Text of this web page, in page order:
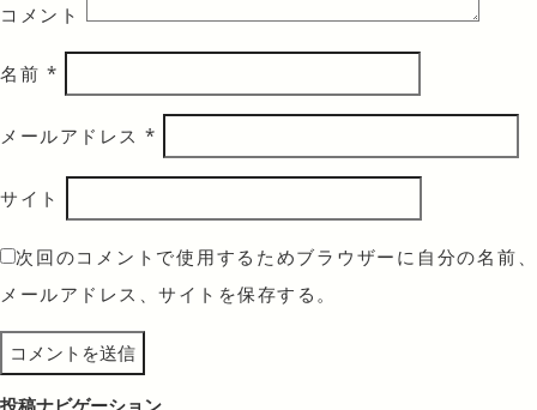
コメント
名前 *
メールアドレス *
サイト
次回のコメントで使用するためブラウザーに自分の名前、
メールアドレス、サイトを保存する。
投稿ナビゲーション